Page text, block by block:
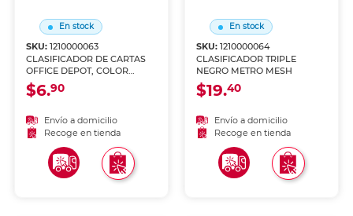
En stock
SKU:1210000063
CLASIFICADOR DE CARTAS
OFFICE DEPOT, COLOR
NEGRO
$6.90
Envío a domicilio
Recoge en tienda
En stock
SKU: 1210000064
CLASIFICADOR TRIPLE
NEGRO METRO MESH
$19.40
Envío a domicilio
Recoge en tienda